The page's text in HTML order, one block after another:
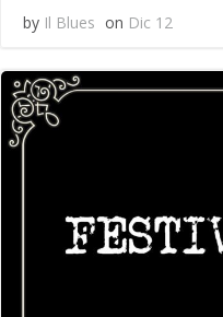
by Il Blues on Dic 12